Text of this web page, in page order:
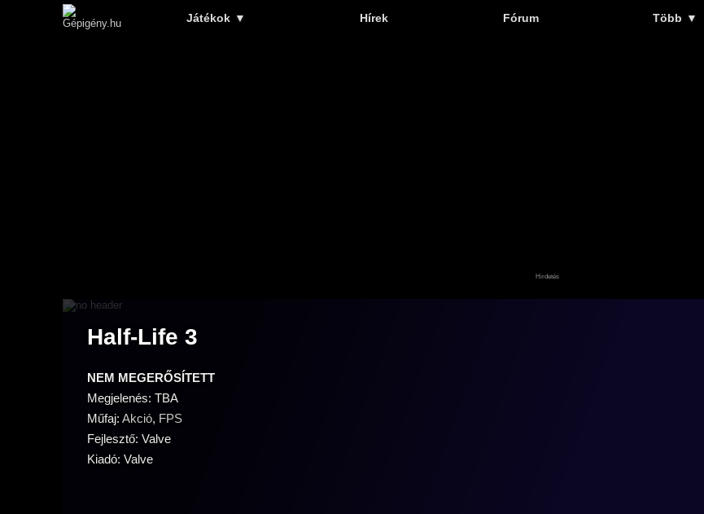
Játékok ▼ Hírek Fórum Több ▼
Half-Life 3
NEM MEGERŐSÍTETT
Megjelenés: TBA
Műfaj: Akció, FPS
Fejlesztő: Valve
Kiadó: Valve